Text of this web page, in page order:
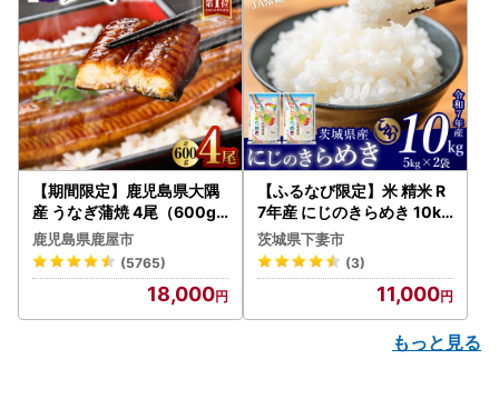
【期間限定】鹿児島県大隅
産 うなぎ蒲焼 4尾（600g
） KN007-004-04-cp18
うなぎ 鰻 魚 惣菜 総菜
鹿児島県鹿屋市
(5765)
18,000
【ふるなび限定】米 精米 R
7年産 にじのきらめき 10kg
10月 FN-Limited-PR
茨城県下妻市
(3)
11,000
もっと見る